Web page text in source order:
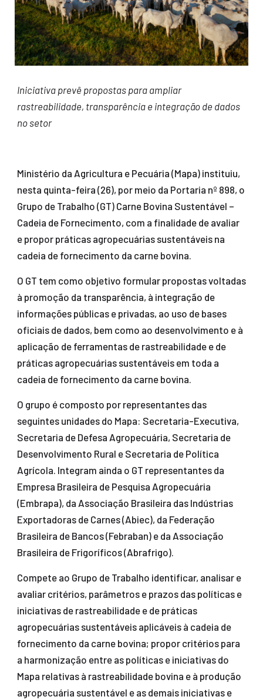
Iniciativa prevê propostas para ampliar
rastreabilidade, transparência e integração de dados
no setor
Ministério da Agricultura e Pecuária (Mapa) instituiu,
nesta quinta-feira (26), por meio da Portaria nº 898, o
Grupo de Trabalho (GT) Carne Bovina Sustentável –
Cadeia de Fornecimento, com a finalidade de avaliar
e propor práticas agropecuárias sustentáveis na
cadeia de fornecimento da carne bovina.
O GT tem como objetivo formular propostas voltadas
à promoção da transparência, à integração de
informações públicas e privadas, ao uso de bases
oficiais de dados, bem como ao desenvolvimento e à
aplicação de ferramentas de rastreabilidade e de
práticas agropecuárias sustentáveis em toda a
cadeia de fornecimento da carne bovina.
O grupo é composto por representantes das
seguintes unidades do Mapa: Secretaria-Executiva,
Secretaria de Defesa Agropecuária, Secretaria de
Desenvolvimento Rural e Secretaria de Política
Agrícola. Integram ainda o GT representantes da
Empresa Brasileira de Pesquisa Agropecuária
(Embrapa), da Associação Brasileira das Indústrias
Exportadoras de Carnes (Abiec), da Federação
Brasileira de Bancos (Febraban) e da Associação
Brasileira de Frigoríficos (Abrafrigo).
Compete ao Grupo de Trabalho identificar, analisar e
avaliar critérios, parâmetros e prazos das políticas e
iniciativas de rastreabilidade e de práticas
agropecuárias sustentáveis aplicáveis à cadeia de
fornecimento da carne bovina; propor critérios para
a harmonização entre as políticas e iniciativas do
Mapa relativas à rastreabilidade bovina e à produção
agropecuária sustentável e as demais iniciativas e